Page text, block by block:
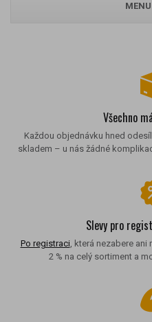
Všechno
Každou objednávku hned
skladem – u nás žádné
Slevy pro
Po registraci, která nezabere ani
2 % na celý sortiment a